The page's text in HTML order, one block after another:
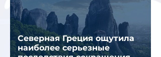
Северная Греция ощутила
наиболее серьезные